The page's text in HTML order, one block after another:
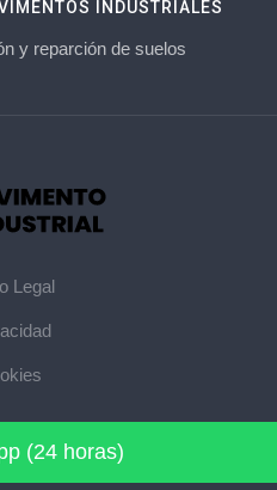
(24 horas)
INDUSTRIALES
y reparción de suelos
Legal
· La web de pavimentos
· Mapa del sitio